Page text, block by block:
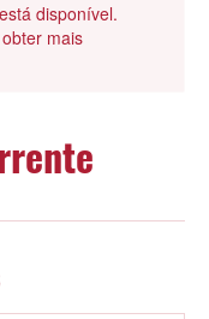
disponível.
mais